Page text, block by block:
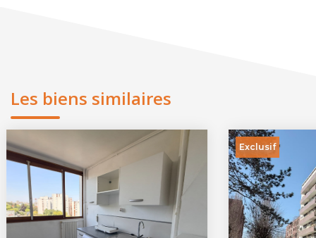
Les biens similaires
Exclusif